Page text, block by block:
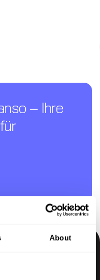
About
– Ihre
Postfach.